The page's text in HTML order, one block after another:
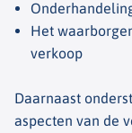
Het
verkoop
Daarnaast
aspecten van de